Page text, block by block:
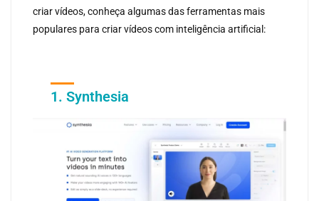
criar vídeos, conheça algumas das ferramentas mais
populares para criar vídeos com inteligência artificial:
1. Synthesia